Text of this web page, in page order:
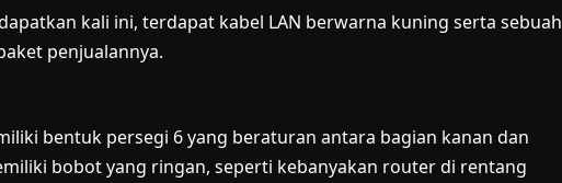
kali ini, terdapat kabel LAN berwarna kuning serta sebuah
penjualannya.
bentuk persegi 6 yang beraturan antara bagian kanan dan
bobot yang ringan, seperti kebanyakan router di rentang